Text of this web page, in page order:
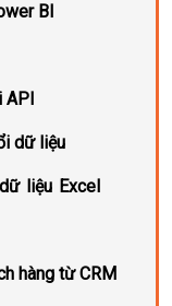
BI
API
dữ liệu
liệu Excel
hàng từ CRM